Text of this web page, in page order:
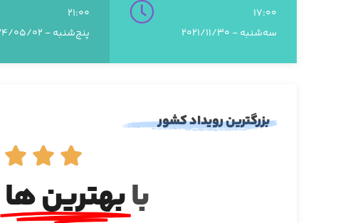
17:00
سه‌شنبه - 2021/11/30
21:00
پنج‌شنبه - 2024/05/02
بزرگترین رویداد کشور



بابهترین ها